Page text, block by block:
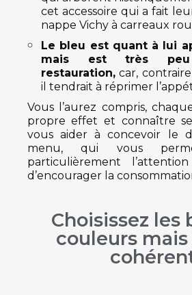
cet accessoire qui a fait
nappe Vichy à carreaux
Le bleu est quant à lui
mais est très
restauration,car,
il tendrait à réprimer
Vous l’aurez compris,
propre effet et connaître
vous aider à concevoir le
menu, qui vous
particulièrement
d’encourager la
Choisissez les
couleurs